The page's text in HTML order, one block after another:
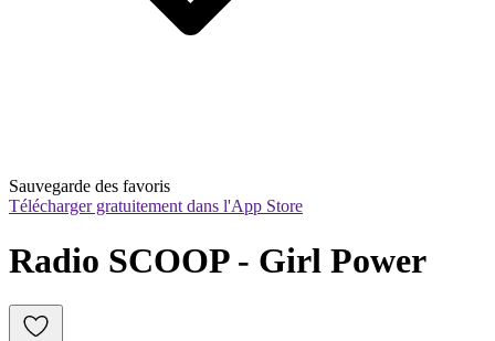
Sauvegarde des favoris
Télécharger gratuitement dans l'App Store
Radio SCOOP - Girl Power